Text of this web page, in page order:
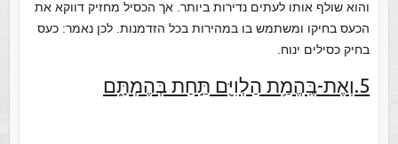
והוא שולף אותו לעתים נדירות ביותר. אך הכסיל מחזיק דווקא את
הכעס בחיקו ומשתמש בו במהירות בכל הזדמנות. לכן נאמר: כעס
בחיק כסילים ינוח.
5.וְאֶת-בֶּֽהֱמַ֥ת הַלְוִיִּ֖ם תַּ֣חַת בְּהֶמְתָּ֑ם